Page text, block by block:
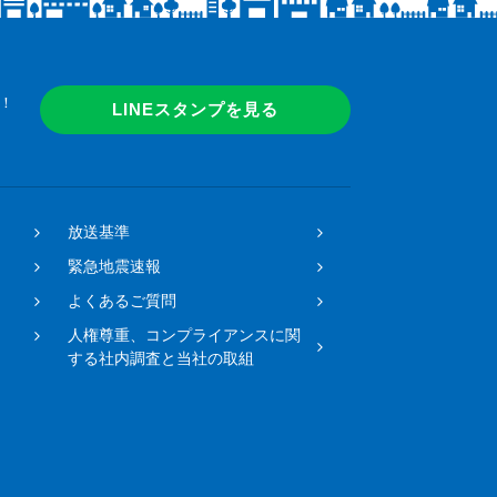
り上がり＞
ガティブをすべてすてちまいます！
LINEスタンプを見る
放送基準
緊急地震速報
よくあるご質問
人権尊重、コンプライアンスに関
する社内調査と当社の取組